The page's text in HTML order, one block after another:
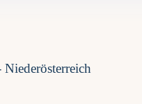
Niederösterreich